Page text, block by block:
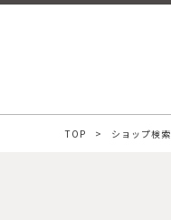
TOP ショップ検索